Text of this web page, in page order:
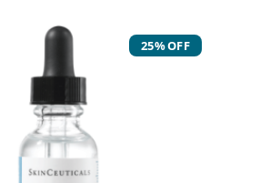
25% OFF